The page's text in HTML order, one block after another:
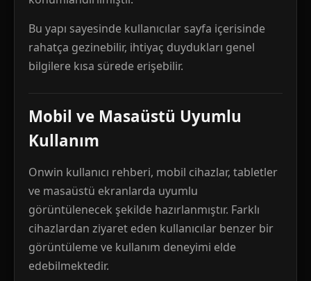
Bu yapı sayesinde kullanıcılar sayfa içerisinde
rahatça gezinebilir, ihtiyaç duydukları genel
bilgilere kısa sürede erişebilir.
Mobil ve Masaüstü Uyumlu
Kullanım
Onwin kullanıcı rehberi, mobil cihazlar, tabletler
ve masaüstü ekranlarda uyumlu
görüntülenecek şekilde hazırlanmıştır. Farklı
cihazlardan ziyaret eden kullanıcılar benzer bir
görüntüleme ve kullanım deneyimi elde
edebilmektedir.